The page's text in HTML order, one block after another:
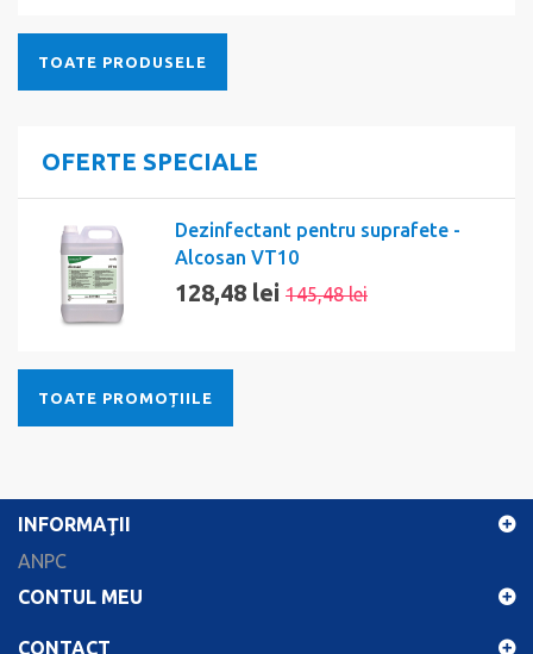
TOATE PRODUSELE
OFERTE SPECIALE
Dezinfectant pentru suprafete -
Alcosan VT10
128,48 lei 145,48 lei
TOATE PROMOȚIILE
INFORMAŢII
ANPC
CONTUL MEU
CONTACT